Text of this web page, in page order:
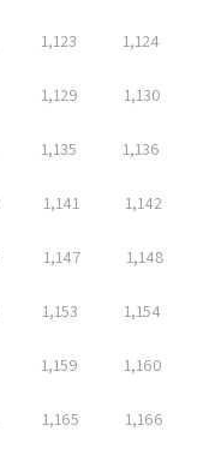
1,123 1,124
1,129 1,130
1,135 1,136
1,141 1,142
1,147 1,148
1,153 1,154
1,159 1,160
1,165 1,166